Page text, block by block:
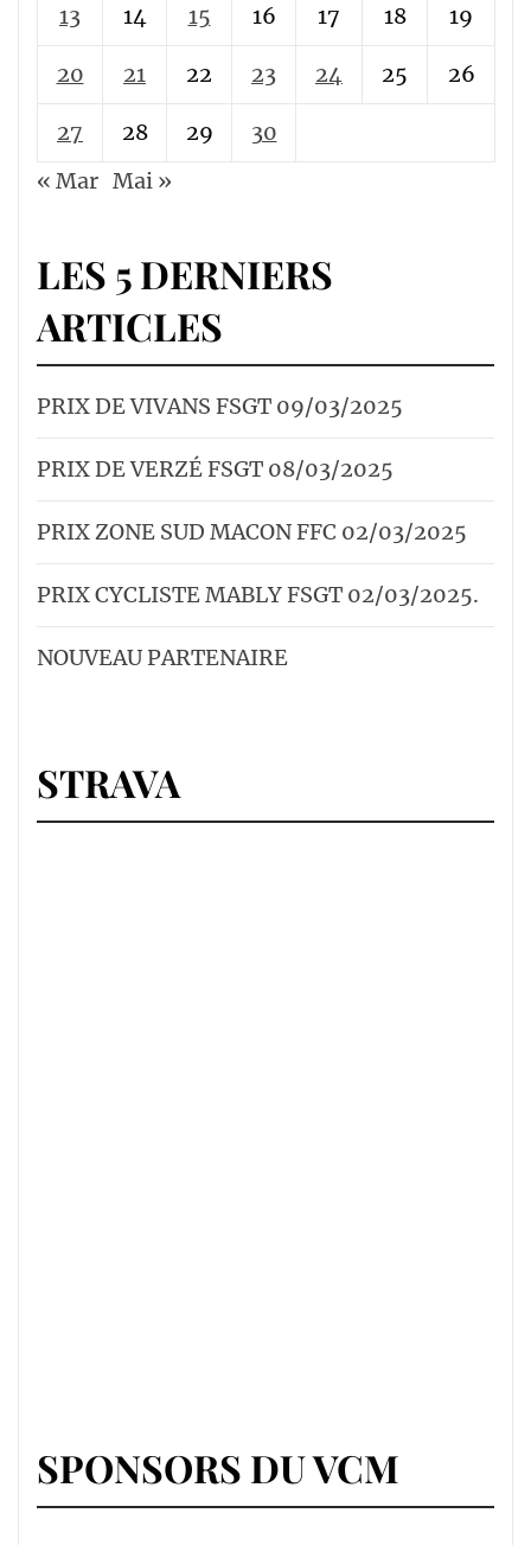
13 14 15 16 17 18 19
20 21 22 23 24 25 26
27 28 29
30
« Mar Mai »
LES 5 DERNIERS
ARTICLES
PRIX DE VIVANS FSGT 09/03/2025
PRIX DE VERZÉ FSGT 08/03/2025
PRIX ZONE SUD MACON FFC 02/03/2025
PRIX CYCLISTE MABLY FSGT 02/03/2025.
NOUVEAU PARTENAIRE
STRAVA
SPONSORS DU VCM